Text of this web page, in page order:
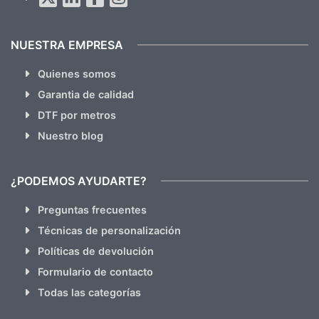
NUESTRA EMPRESA
Quienes somos
Garantia de calidad
DTF por metros
Nuestro blog
¿PODEMOS AYUDARTE?
Preguntas frecuentes
Técnicas de personalización
Políticas de devolución
Formulario de contacto
Todas las categorías